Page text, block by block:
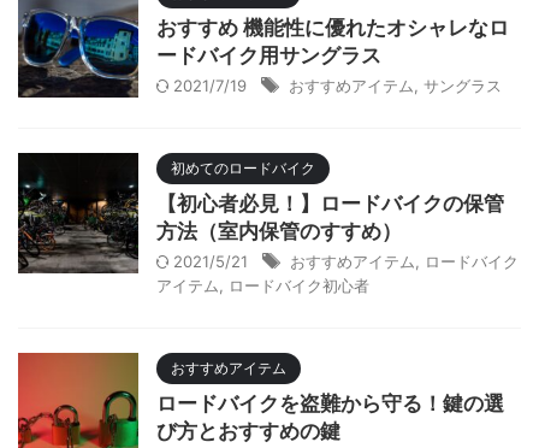
おすすめ 機能性に優れたオシャレなロ
ードバイク用サングラス
2021/7/19 おすすめアイテム サングラス
初めてのロードバイク
【初心者必見！】ロードバイクの保管
方法（室内保管のすすめ）
2021/5/21 おすすめアイテム
ロードバイク
アイテム
ロードバイク初心者
おすすめアイテム
ロードバイクを盗難から守る！鍵の選
び方とおすすめの鍵